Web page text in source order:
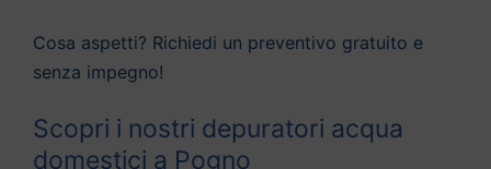
Cosa aspetti? Richiedi un preventivo gratuito e
senza impegno!
Scopri i nostri depuratori acqua
domestici a Pogno